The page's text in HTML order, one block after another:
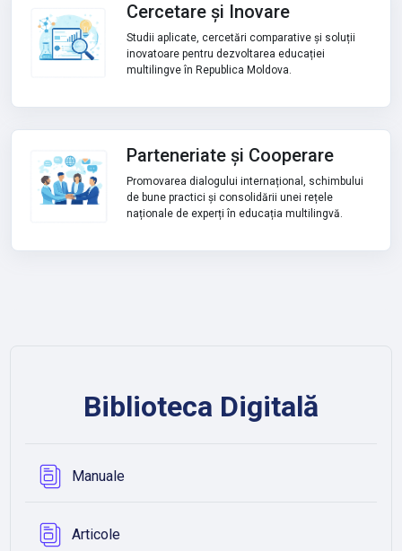
Cercetare și Inovare
Studii aplicate, cercetări comparative și soluții
inovatoare pentru dezvoltarea educației
multilingve în Republica Moldova.
Parteneriate și Cooperare
Promovarea dialogului internațional, schimbului
de bune practici și consolidării unei rețele
naționale de experți în educația multilingvă.
Biblioteca Digitală
ManualeBază de date
ArticoleBază de date